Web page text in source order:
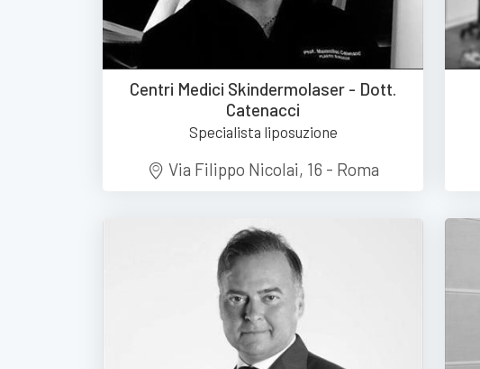
Centri Medici Skindermolaser - Dott.
Catenacci
Specialista liposuzione
Via Filippo Nicolai, 16 - Roma